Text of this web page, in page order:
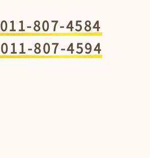
011-807-4584
011-807-4594